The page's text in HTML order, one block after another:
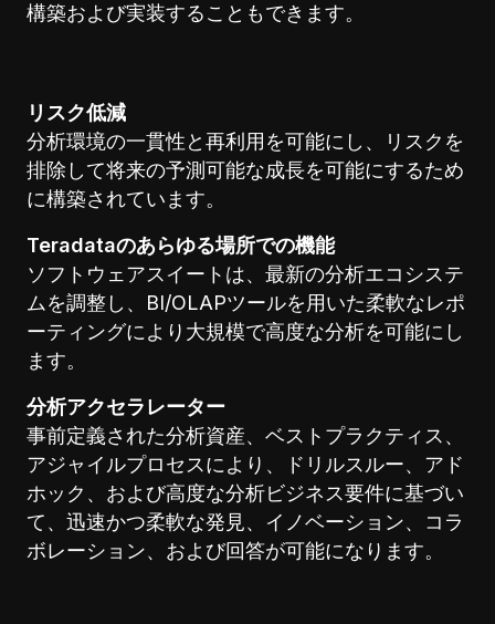
構築および実装することもできます。
リスク低減
分析環境の一貫性と再利用を可能にし、リスクを
排除して将来の予測可能な成長を可能にするため
に構築されています。
Teradataのあらゆる場所での機能
ソフトウェアスイートは、最新の分析エコシステ
ムを調整し、BI/OLAPツールを用いた柔軟なレポ
ーティングにより大規模で高度な分析を可能にし
ます。
分析アクセラレーター
事前定義された分析資産、ベストプラクティス、
アジャイルプロセスにより、ドリルスルー、アド
ホック、および高度な分析ビジネス要件に基づい
て、迅速かつ柔軟な発見、イノベーション、コラ
ボレーション、および回答が可能になります。